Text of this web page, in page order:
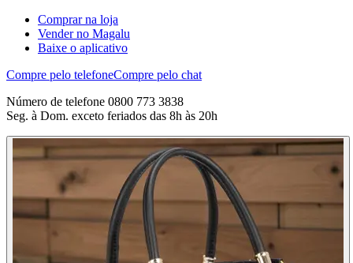
Comprar na loja
Vender no Magalu
Baixe o aplicativo
Compre pelo telefoneCompre pelo chat
Número de telefone 0800 773 3838
Seg. à Dom. exceto feriados das 8h às 20h